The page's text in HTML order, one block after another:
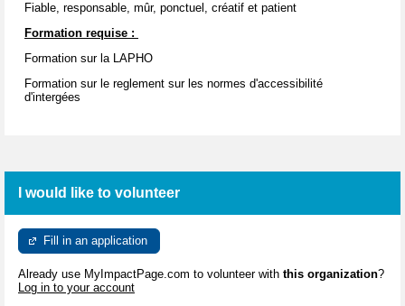
Fiable, responsable, mûr, ponctuel, créatif et patient
Formation requise :
Formation sur la LAPHO
Formation sur le reglement sur les normes d'accessibilité
d'intergées
I would like to volunteer
Fill in an application
Already use MyImpactPage.com to volunteer with this organization?
Log in to your account